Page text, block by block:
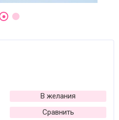
В желания
Сравнить